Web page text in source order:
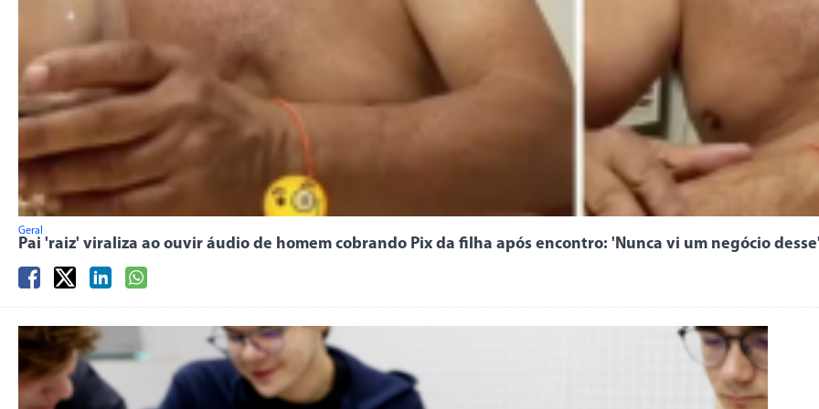
Geral
Pai 'raiz' viraliza ao ouvir áudio de homem cobrando Pix da filha após encontro: 'Nunca vi um negócio